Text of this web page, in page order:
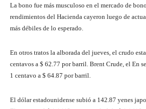
La bono fue más musculoso en el mercado de
rendimientos del Hacienda cayeron luego de
más débiles de lo esperado.
En otros tratos la alborada del jueves, el crudo
centavos a $ 62.77 por barril. Brent Crude, el En
1 centavo a $ 64.87 por barril.
El dólar estadounidense subió a 142.87 yenes